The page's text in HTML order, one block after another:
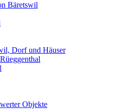
Bäretswil
Dorf und Häuser
Objekte